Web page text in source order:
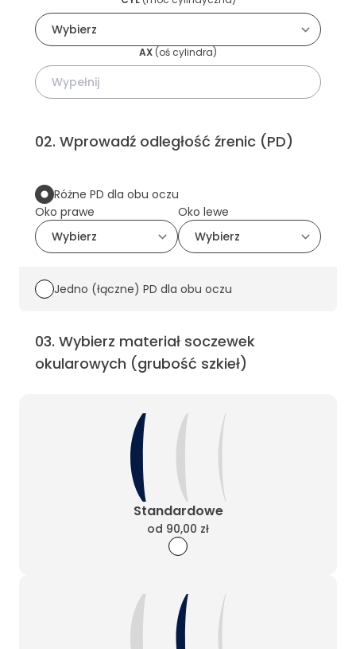
AX (oś cylindra)
02. Wprowadź odległość źrenic (PD)
Różne PD dla obu oczu
Oko prawe
Oko lewe
Jedno (łączne) PD dla obu oczu
03. Wybierz materiał soczewek
okularowych (grubość szkieł)
Standardowe
od 90,00 zł